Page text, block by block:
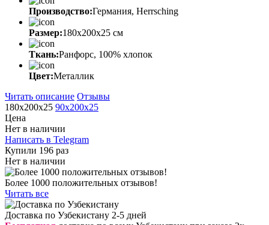
Производство:Германия, Herrsching
Размер:180x200x25 cм
Ткань:Ранфорс, 100% хлопок
Цвет:Металлик
Читать описание Отзывы
180x200х25 90x200x25
Цена
Нет в наличии
Написать в Telegram
Купили 196 раз
Нет в наличии
Более 1000 положительных отзывов!
Читать все
Доставка по Узбекистану 2-5 дней